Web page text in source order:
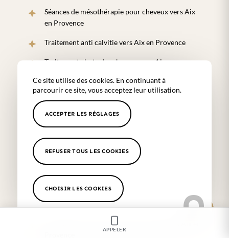
Séances de mésothérapie pour cheveux vers Aix
en Provence
Traitement anti calvitie vers Aix en Provence
Traitement chute des cheveux vers Aix en
Injections de botox par un médecin vers Aix en
Provence
Injections PRP cheveux vers Aix en Provence
Injections d’acide hyaluronique par un médecin
vers Aix en Provence
Traitement contre les rides vers Aix en Provence
Traitement contre les rougeurs cutanées vers Aix
en Provence
Traitement contre les tâches du visage vers Aix en
Ce site utilise des cookies. En continuant à
parcourir ce site, vous acceptez leur utilisation.
ACCEPTER LES RÉGLAGES
REFUSER TOUS LES COOKIES
CHOISIR LES COOKIES
APPELER